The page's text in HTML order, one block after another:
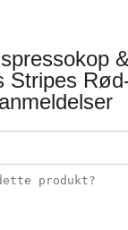
Stripes
anmeldelser